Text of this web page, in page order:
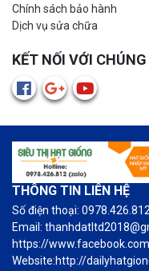
Chính sách bảo hành
Dịch vụ sửa chữa
KẾT NỐI VỚI
THÔNG TIN LIÊN HỆ
Số điện thoại: 0978.426.812
Email:
https://
Website:http://